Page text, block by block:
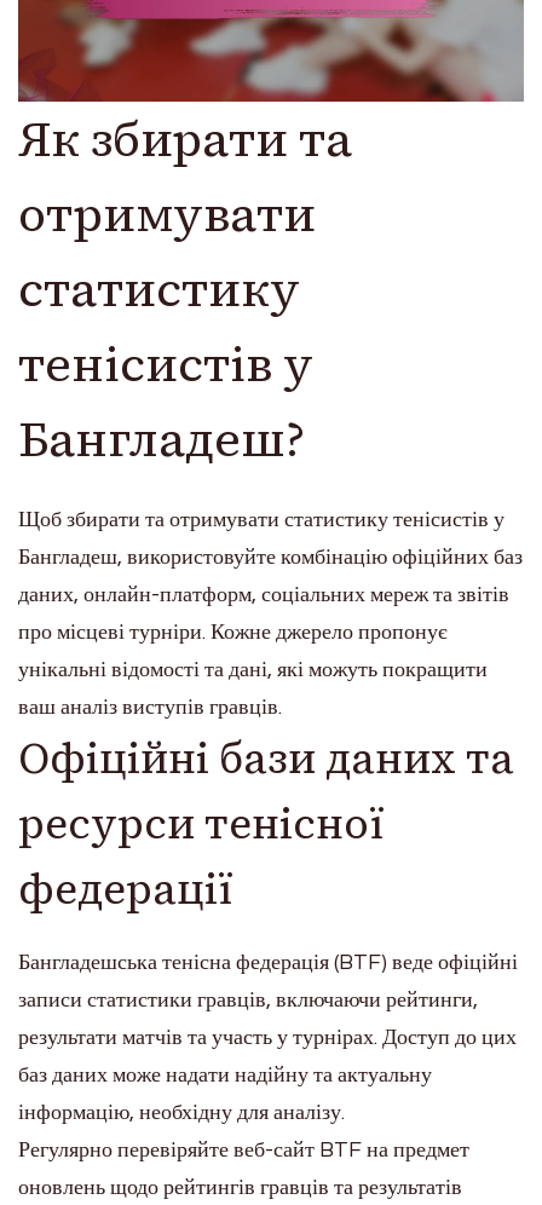
Як збирати та
отримувати
статистику
тенісистів у
Бангладеш?
Щоб збирати та отримувати статистику тенісистів у
Бангладеш, використовуйте комбінацію офіційних баз
даних, онлайн-платформ, соціальних мереж та звітів
про місцеві турніри. Кожне джерело пропонує
унікальні відомості та дані, які можуть покращити
ваш аналіз виступів гравців.
Офіційні бази даних та
ресурси тенісної
федерації
Бангладешська тенісна федерація (BTF) веде офіційні
записи статистики гравців, включаючи рейтинги,
результати матчів та участь у турнірах. Доступ до цих
баз даних може надати надійну та актуальну
інформацію, необхідну для аналізу.
Регулярно перевіряйте веб-сайт BTF на предмет
оновлень щодо рейтингів гравців та результатів